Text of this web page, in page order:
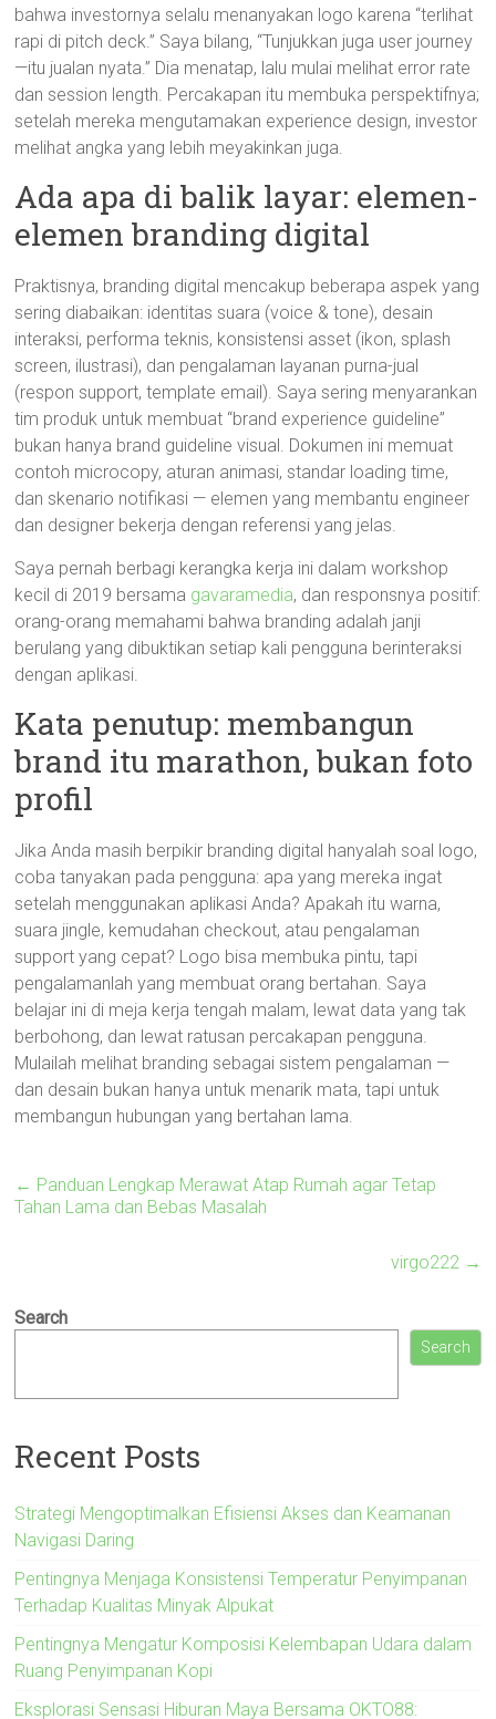
bahwa investornya selalu menanyakan logo karena “terlihat
rapi di pitch deck.” Saya bilang, “Tunjukkan juga user journey
—itu jualan nyata.” Dia menatap, lalu mulai melihat error rate
dan session length. Percakapan itu membuka perspektifnya;
setelah mereka mengutamakan experience design, investor
melihat angka yang lebih meyakinkan juga.
Ada apa di balik layar: elemen-
elemen branding digital
Praktisnya, branding digital mencakup beberapa aspek yang
sering diabaikan: identitas suara (voice & tone), desain
interaksi, performa teknis, konsistensi asset (ikon, splash
screen, ilustrasi), dan pengalaman layanan purna-jual
(respon support, template email). Saya sering menyarankan
tim produk untuk membuat “brand experience guideline”
bukan hanya brand guideline visual. Dokumen ini memuat
contoh microcopy, aturan animasi, standar loading time,
dan skenario notifikasi — elemen yang membantu engineer
dan designer bekerja dengan referensi yang jelas.
Saya pernah berbagi kerangka kerja ini dalam workshop
kecil di 2019 bersama gavaramedia, dan responsnya positif:
orang-orang memahami bahwa branding adalah janji
berulang yang dibuktikan setiap kali pengguna berinteraksi
dengan aplikasi.
Kata penutup: membangun
brand itu marathon, bukan foto
profil
Jika Anda masih berpikir branding digital hanyalah soal logo,
coba tanyakan pada pengguna: apa yang mereka ingat
setelah menggunakan aplikasi Anda? Apakah itu warna,
suara jingle, kemudahan checkout, atau pengalaman
support yang cepat? Logo bisa membuka pintu, tapi
pengalamanlah yang membuat orang bertahan. Saya
belajar ini di meja kerja tengah malam, lewat data yang tak
berbohong, dan lewat ratusan percakapan pengguna.
Mulailah melihat branding sebagai sistem pengalaman —
dan desain bukan hanya untuk menarik mata, tapi untuk
membangun hubungan yang bertahan lama.
← Panduan Lengkap Merawat Atap Rumah agar Tetap
Tahan Lama dan Bebas Masalah
virgo222 →
Search
Search
Recent Posts
Strategi Mengoptimalkan Efisiensi Akses dan Keamanan
Navigasi Daring
Pentingnya Menjaga Konsistensi Temperatur Penyimpanan
Terhadap Kualitas Minyak Alpukat
Pentingnya Mengatur Komposisi Kelembapan Udara dalam
Ruang Penyimpanan Kopi
Eksplorasi Sensasi Hiburan Maya Bersama OKTO88: